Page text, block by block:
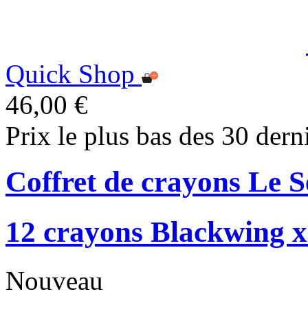
Quick Shop
46,00 €
Prix le plus bas des 30
Coffret de crayons Le
12 crayons Blackwing
Nouveau